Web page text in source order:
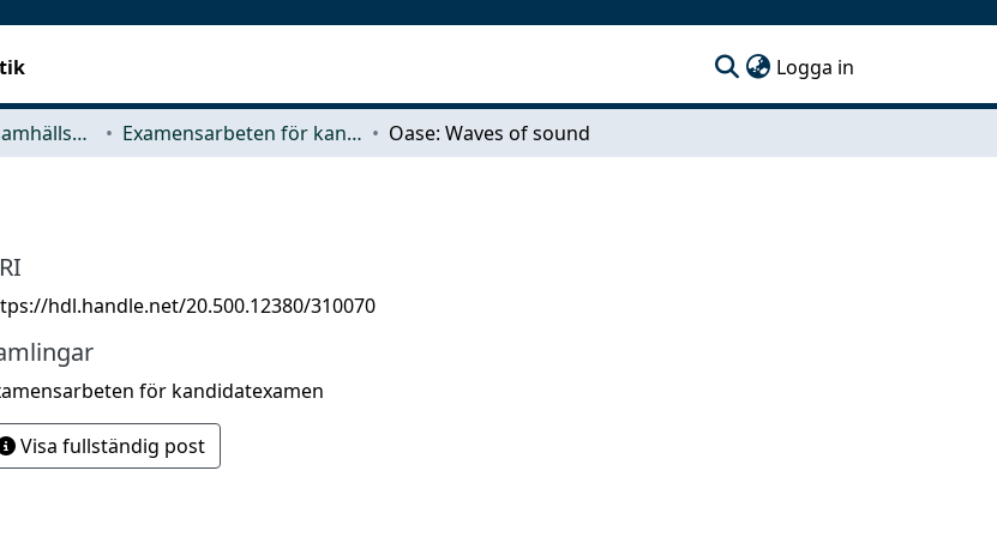
Logga in
Arkitektur och samhällsbyggnadsteknik (ACE) Examensarbeten för kandidatexamen Oase: Waves of sound
hdl.handle.net/20.500.12380/310070
för kandidatexamen
Visa fullständig post